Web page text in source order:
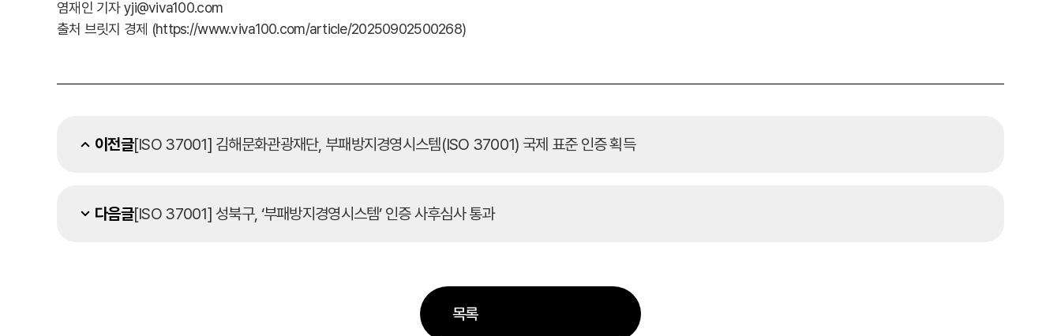
염재인 기자 yji@viva100.com
출처 브릿지 경제 (https://www.viva100.com/article/20250902500268)
이전글[ISO 37001] 김해문화관광재단, 부패방지경영시스템(ISO 37001) 국제 표준 인증 획득
다음글[ISO 37001] 성북구, ‘부패방지경영시스템’ 인증 사후심사 통과
목록